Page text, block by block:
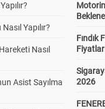
Yapılır?
Nasıl
Asist Sayılma
Fındık
2026